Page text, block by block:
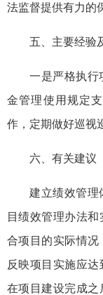
法监督提供有力的
五、主要经验
一是严格执行
金管理使用规定
作，定期做好巡视
六、有关建议
建立绩效管理
目绩效管理办法
合项目的实际情
反映项目实施应达
在项目建设完成